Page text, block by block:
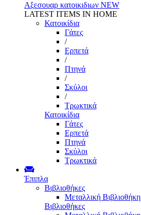
Αξεσουαρ κατοικιδιων NEW
LATEST ITEMS IN HOME
Κατοικίδια
Γάτες
/
Ερπετά
/
Πτηνά
/
Σκύλοι
/
Τρωκτικά
Κατοικίδια
Γάτες
Ερπετά
Πτηνά
Σκύλοι
Τρωκτικά
Έπιπλα
Βιβλιοθήκες
Μεταλλική Βιβλιοθήκη
Βιβλιοθήκες